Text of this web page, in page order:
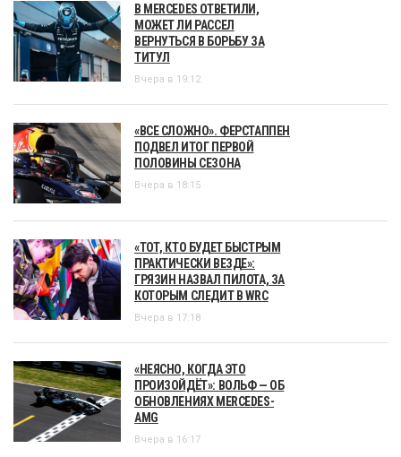
В MERCEDES ОТВЕТИЛИ,
МОЖЕТ ЛИ РАССЕЛ
ВЕРНУТЬСЯ В БОРЬБУ ЗА
ТИТУЛ
Вчера в 19:12
«ВСЕ СЛОЖНО». ФЕРСТАППЕН
ПОДВЕЛ ИТОГ ПЕРВОЙ
ПОЛОВИНЫ СЕЗОНА
Вчера в 18:15
«ТОТ, КТО БУДЕТ БЫСТРЫМ
ПРАКТИЧЕСКИ ВЕЗДЕ»:
ГРЯЗИН НАЗВАЛ ПИЛОТА, ЗА
КОТОРЫМ СЛЕДИТ В WRC
Вчера в 17:18
«НЕЯСНО, КОГДА ЭТО
ПРОИЗОЙДЁТ»: ВОЛЬФ — ОБ
ОБНОВЛЕНИЯХ MERCEDES-
AMG
Вчера в 16:17